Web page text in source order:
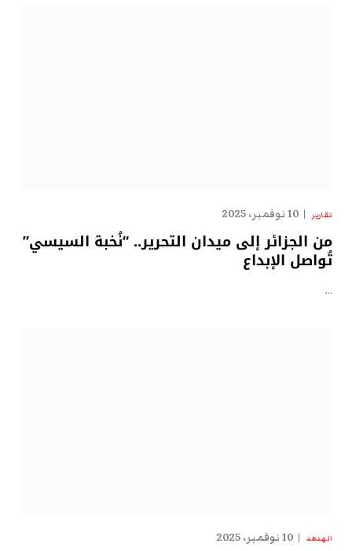
تقارير 10 نوفمبر، 2025
من الجزائر إلى ميدان التحرير.. “نُخبة السيسي”
تُواصل الإبداع
…
الهدهد 10 نوفمبر، 2025